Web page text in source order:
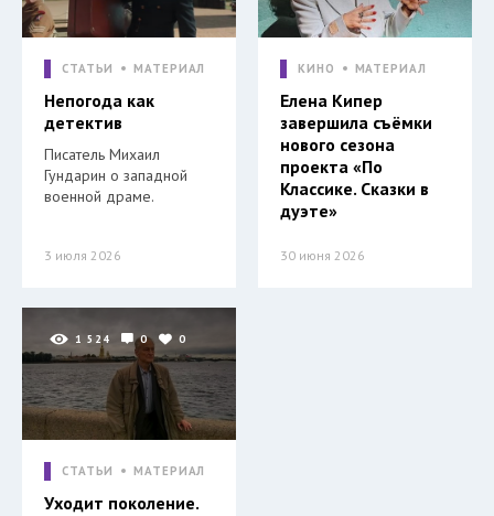
СТАТЬИ МАТЕРИАЛ
Непогода как
детектив
Писатель Михаил
Гундарин о западной
военной драме.
3 июля 2026
КИНО МАТЕРИАЛ
Елена Кипер
завершила съёмки
нового сезона
проекта «По
Классике. Сказки в
дуэте»
30 июня 2026
1 524 0 0
СТАТЬИ МАТЕРИАЛ
Уходит поколение.